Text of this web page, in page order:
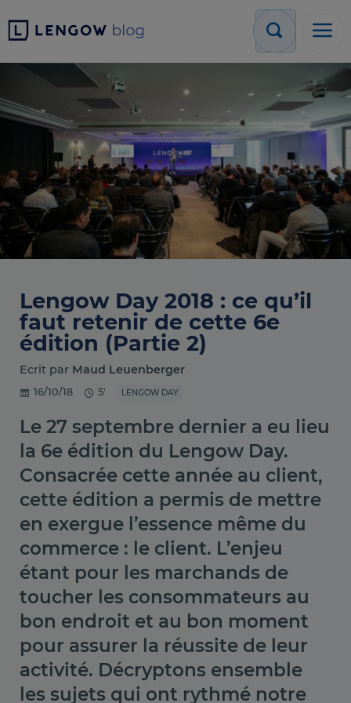
Lengow Day 2018 : ce qu’il
faut retenir de cette 6e
édition (Partie 2)
Ecrit par Maud Leuenberger
16/10/18 5' LENGOW DAY
Le 27 septembre dernier a eu lieu
la 6e édition du Lengow Day.
Consacrée cette année au client,
cette édition a permis de mettre
en exergue l’essence même du
commerce : le client. L’enjeu
étant pour les marchands de
toucher les consommateurs au
bon endroit et au bon moment
pour assurer la réussite de leur
activité. Décryptons ensemble
les sujets qui ont rythmé notre